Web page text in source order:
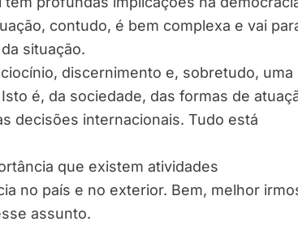
contudo, é bem complexa e vai
situação.
discernimento e, sobretudo, uma
é, da sociedade, das formas de
decisões internacionais. Tudo está
que existem atividades
no país e no exterior. Bem, melhor
assunto.